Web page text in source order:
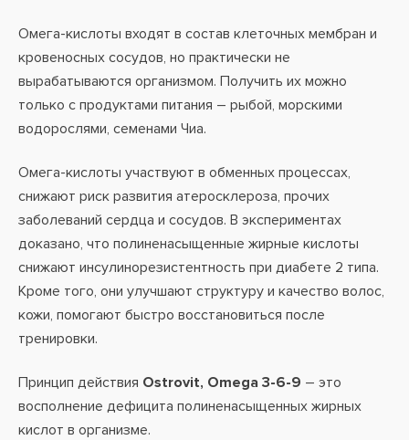
Омега-кислоты входят в состав клеточных мембран и
кровеносных сосудов, но практически не
вырабатываются организмом. Получить их можно
только с продуктами питания – рыбой, морскими
водорослями, семенами Чиа.
Омега-кислоты участвуют в обменных процессах,
снижают риск развития атеросклероза, прочих
заболеваний сердца и сосудов. В экспериментах
доказано, что полиненасыщенные жирные кислоты
снижают инсулинорезистентность при диабете 2 типа.
Кроме того, они улучшают структуру и качество волос,
кожи, помогают быстро восстановиться после
тренировки.
Принцип действия Ostrovit, Omega 3-6-9 – это
восполнение дефицита полиненасыщенных жирных
кислот в организме.